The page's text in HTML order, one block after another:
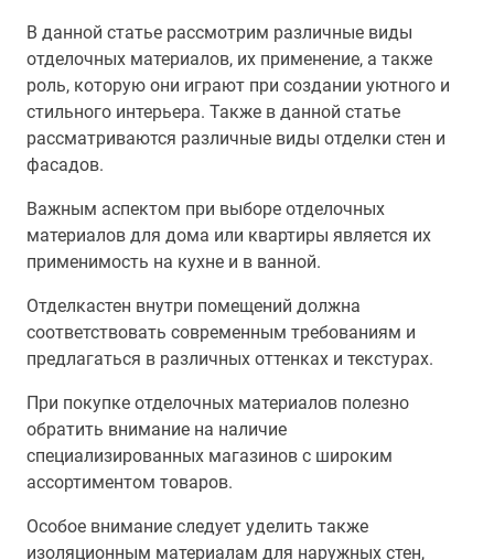
В данной статье рассмотрим различные виды
отделочных материалов, их применение, а также
роль, которую они играют при создании уютного и
стильного интерьера. Также в данной статье
рассматриваются различные виды отделки стен и
фасадов.
Важным аспектом при выборе отделочных
материалов для дома или квартиры является их
применимость на кухне и в ванной.
Отделкастен внутри помещений должна
соответствовать современным требованиям и
предлагаться в различных оттенках и текстурах.
При покупке отделочных материалов полезно
обратить внимание на наличие
специализированных магазинов с широким
ассортиментом товаров.
Особое внимание следует уделить также
изоляционным материалам для наружных стен,